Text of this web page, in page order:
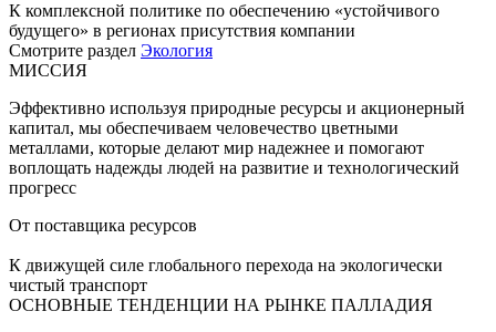
К комплексной политике по обеспечению «устойчивого
будущего» в регионах присутствия компании
Смотрите раздел Экология
МИССИЯ
Эффективно используя природные ресурсы и акционерный
капитал, мы обеспечиваем человечество цветными
металлами, которые делают мир надежнее и помогают
воплощать надежды людей на развитие и технологический
прогресс
От поставщика ресурсов
К движущей силе глобального перехода на экологически
чистый транспорт
ОСНОВНЫЕ ТЕНДЕНЦИИ НА РЫНКЕ ПАЛЛАДИЯ